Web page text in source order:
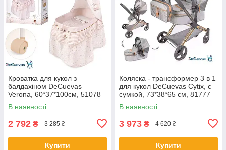
Кроватка для кукол з
балдахіном DeCuevas
Verona, 60*37*100см, 51078
В наявності
2 792 ₴ 3 285 ₴
Купити
Коляска - трансформер 3 в 1
для кукол DeCuevas Cytix, с
сумкой, 73*38*65 см, 81777
В наявності
3 973 ₴ 4 620 ₴
Купити